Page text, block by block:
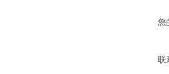
您
联